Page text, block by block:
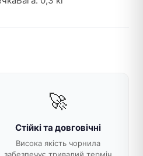
🚀
Стійкі та довговічні
Висока якість чорнила